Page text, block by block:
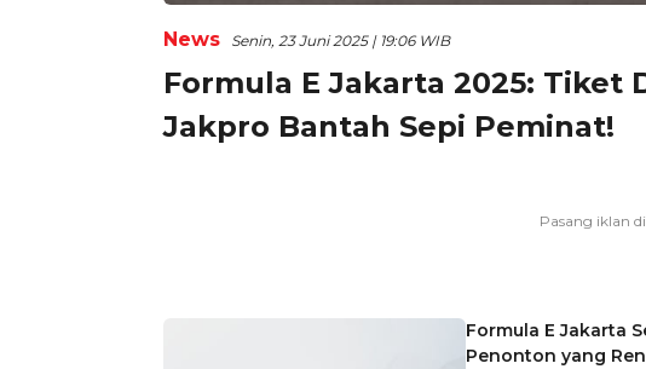
News Senin, 23 Juni 2025 | 19:06 WIB
Formula E Jakarta 2025: Tiket
Jakpro Bantah Sepi Peminat!
Formula E Jakarta
Penonton yang